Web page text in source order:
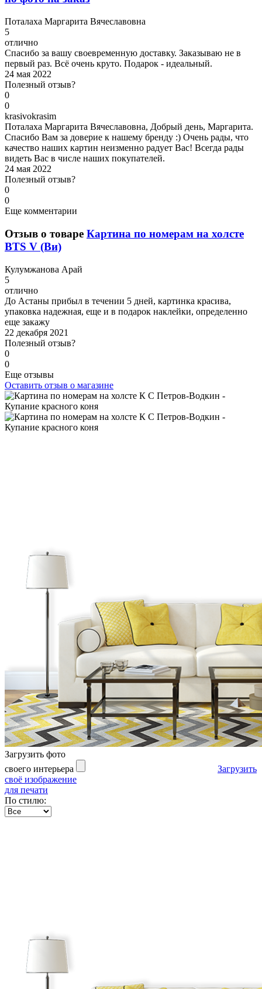
Поталаха Маргарита Вячеславовна
5
отлично
Спасибо за вашу своевременную доставку. Заказываю не в
первый раз. Всё очень круто. Подарок - идеальный.
24 мая 2022
Полезный отзыв?
0
0
krasivokrasim
Поталаха Маргарита Вячеславовна, Добрый день, Маргарита.
Спасибо Вам за доверие к нашему бренду :) Очень рады, что
качество наших картин неизменно радует Вас! Всегда рады
видеть Вас в числе наших покупателей.
24 мая 2022
Полезный отзыв?
0
0
Еще комментарии
Отзыв о товаре Картина по номерам на холсте
BTS V (Ви)
Кулумжанова Арай
5
отлично
До Астаны прибыл в течении 5 дней, картинка красива,
упаковка надежная, еще и в подарок наклейки, определенно
еще закажу
22 декабря 2021
Полезный отзыв?
0
0
Еще отзывы
Оставить отзыв о магазине
Загрузить фото
своего интерьера
Загрузить
своё изображение
для печати
По стилю: